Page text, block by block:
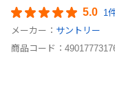
5.0 1
メーカー： サントリー
商品コード：